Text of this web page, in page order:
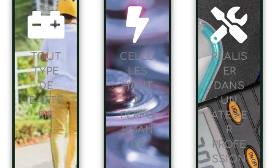
TOUT
TYPE
DE
BATTE
RIE
CELLU
LES
HAUT
E
PERFO
RMAN
CE
RÉALIS
ER
DANS
UN
ATELIE
R
PROFE
SSION